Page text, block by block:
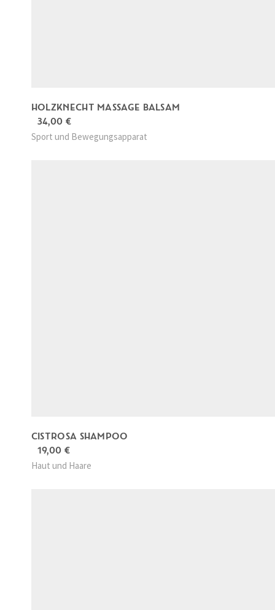
HOLZKNECHT MASSAGE BALSAM
34,00 €
Sport und Bewegungsapparat
CISTROSA SHAMPOO
19,00 €
Haut und Haare